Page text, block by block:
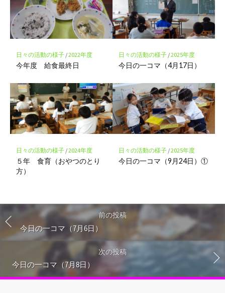
日々の活動の様子/2022年度
今年度 給食最終日
日々の活動の様子/2025年度
今日の一コマ（4月17日）
日々の活動の様子/2024年度
５年 食育（おやつのとり
方）
日々の活動の様子/2025年度
今日の一コマ（9月24日）①
前の投稿
今日の一コマ（7月6日）
次の投稿
今日の一コマ（7月8日）